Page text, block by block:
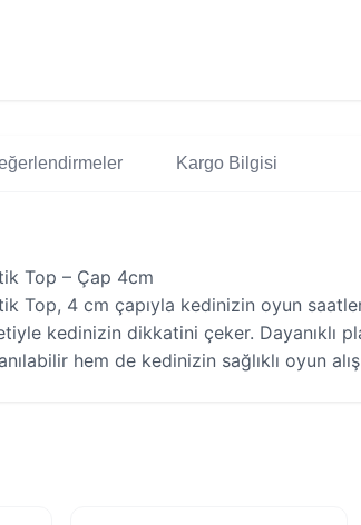
Kargo Bilgisi
Top – Çap 4cm
Top, 4 cm çapıyla kedinizin oyun
kedinizin dikkatini çeker. Dayanıklı
hem de kedinizin sağlıklı oyun